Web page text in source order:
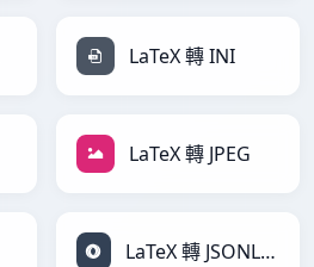
LaTeX 轉 INI
LaTeX 轉 JPEG
LaTeX 轉 JSONLines